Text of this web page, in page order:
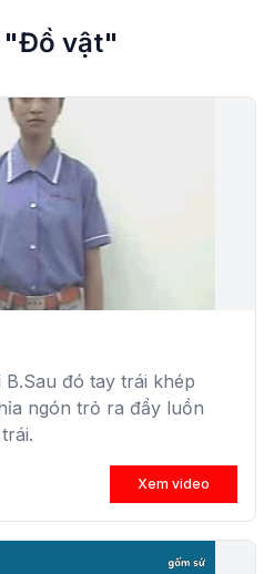
"Đồ vật"
đó tay trái khép
ngón trỏ ra đẩy luồn
Xem video